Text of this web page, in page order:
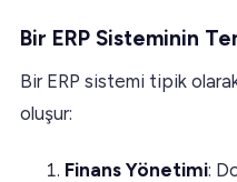
Bir ERP Sisteminin
Bir ERP sistemi tipik
oluşur:
Finans Yönetimi: